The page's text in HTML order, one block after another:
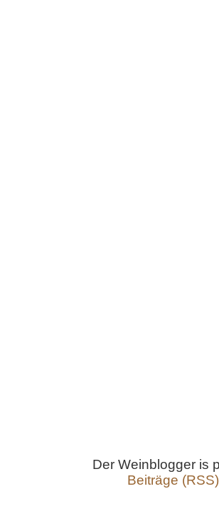
Der Weinblogger is
Beiträge (RSS)